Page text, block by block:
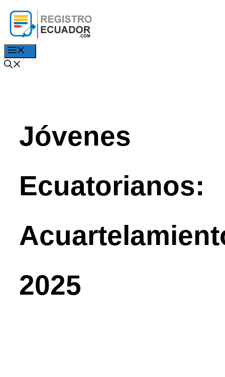
Saltar
contenido
Jóvenes
Ecuatorianos:
2025